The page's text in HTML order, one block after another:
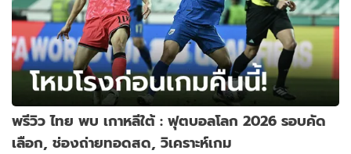
พรีวิว ไทย พบ เกาหลีใต้ : ฟุตบอลโลก 2026 รอบคัด
เลือก, ช่องถ่ายทอดสด, วิเคราะห์เกม